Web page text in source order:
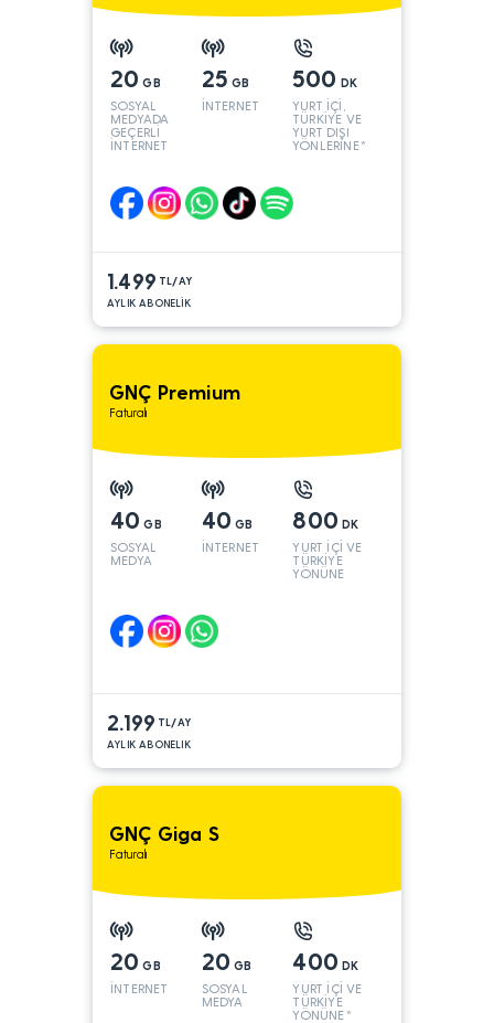
20 GB
SOSYAL
MEDYADA
GEÇERLİ
İNTERNET
25 GB
İNTERNET
500 DK
YURT İÇİ,
TÜRKİYE VE
YURT DIŞI
YÖNLERİNE*
1.499 TL/AY
AYLIK ABONELİK
GNÇ Premium
Faturalı
40 GB
SOSYAL
MEDYA
40 GB
İNTERNET
800 DK
YURT İÇİ VE
TÜRKİYE
YÖNÜNE
2.199 TL/AY
AYLIK ABONELIK
GNÇ Giga S
Faturalı
20 GB
İNTERNET
20 GB
SOSYAL
MEDYA
400 DK
YURT İÇİ VE
TÜRKİYE
YÖNÜNE*